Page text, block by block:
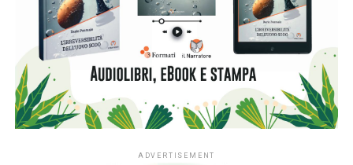
«The consultant è una pungente satira sul posto di lavoro,
con i tocchi terrificanti che solo Bentley Little sa dare.»
Dopo una fallita fusione la CompWare è nei guai. L’azienda
assume una società di consulenza per rivedere e
semplificare le pratiche interne. Ma c’è qualcosa di
inquietante nell’eccentrico gentiluomo che arriva per
con uno strano sorriso che non raggiunge mai i suoi occhi.